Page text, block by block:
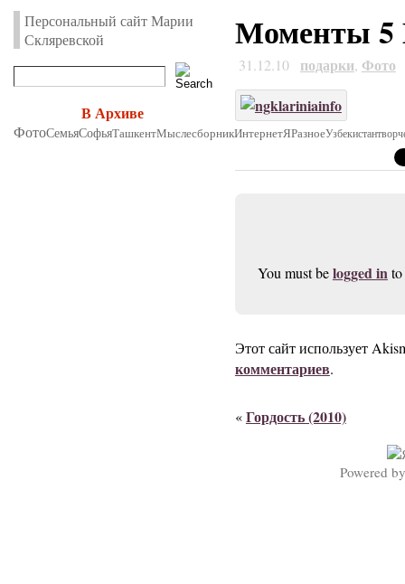
Персональный сайт Марии
Скляревской
В Архиве
ФотоСемьяСофьяТашкентМыслесборникИнтернетЯРазноеУзбекистан
Моменты 5
31.12.10 подарки, Фото
You must belogged in
Этот сайт использует
комментариев.
«Гордость (2010)
Powered